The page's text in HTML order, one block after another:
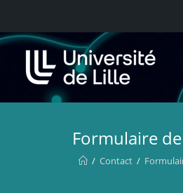
Formulaire
/ Contact /